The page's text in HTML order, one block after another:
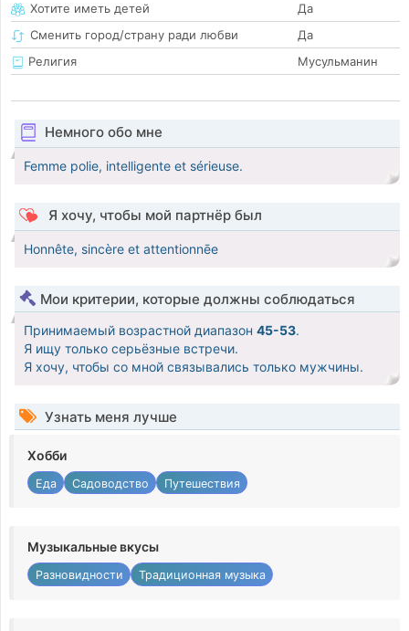
Хотите иметь детей
Да
Сменить город/страну ради любви
Да
Религия
Мусульманин
Немного обо мне
Femme polie, intelligente et sérieuse.
Я хочу, чтобы мой партнёр был
Honnête, sincère et attentionnēe
Мои критерии, которые должны соблюдаться
Принимаемый возрастной диапазон 45-53.
Я ищу только серьёзные встречи.
Я хочу, чтобы со мной связывались только мужчины.
Узнать меня лучше
Хобби
Еда Садоводство Путешествия
Музыкальные вкусы
Разновидности Традиционная музыка